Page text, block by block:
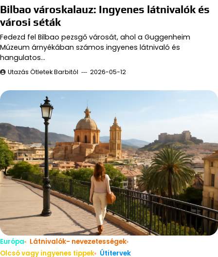
Bilbao városkalauz: Ingyenes látnivalók és
városi séták
Fedezd fel Bilbao pezsgő városát, ahol a Guggenheim
Múzeum árnyékában számos ingyenes látnivaló és
hangulatos…
Utazás Ötletek Barbitól 2026-05-12
Európa
Látnivalók- nevezetességek
Olcsó vagy ingyenes tippek
Útitervek